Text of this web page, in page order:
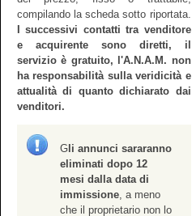
compilando la scheda sotto riportata.
I successivi contatti tra venditore
e acquirente sono diretti, il
servizio è gratuito, l'A.N.A.M. non
ha responsabilità sulla veridicità e
attualità di quanto dichiarato dai
venditori.
G li annunci sararanno
eliminati dopo 12
mesi dalla data di
immissione , a meno
che il proprietario non lo